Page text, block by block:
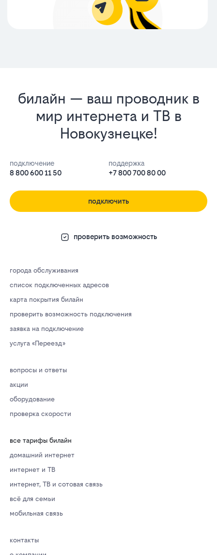
билайн — ваш проводник в
мир интернета и ТВ в
Новокузнецке!
подключение
8 800 600 11 50
поддержка
+7 800 700 80 00
подключить
проверить возможность
города обслуживания
список подключенных адресов
карта покрытия билайн
проверить возможность подключения
заявка на подключение
услуга «Переезд»
вопросы и ответы
акции
оборудование
проверка скорости
все тарифы билайн
домашний интернет
интернет и ТВ
интернет, ТВ и сотовая связь
всё для семьи
мобильная связь
контакты